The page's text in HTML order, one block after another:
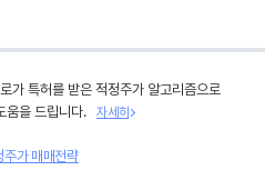
가 특허를 받은 적정주가 알고리즘으로
움을 드립니다.
자세히
주가 매매전략